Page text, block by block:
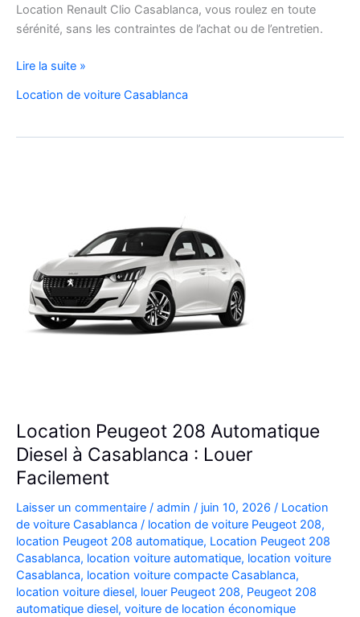
Location Renault Clio Casablanca, vous roulez en toute
sérénité, sans les contraintes de l’achat ou de l’entretien.
Location
Voiture
Clio
Lire la suite »
Location de voiture Casablanca
Location Peugeot 208 Automatique
Diesel à Casablanca : Louer
Facilement
Laisser un commentaire / admin / juin 10, 2026 / Location
de voiture Casablanca / location de voiture Peugeot 208,
location Peugeot 208 automatique, Location Peugeot 208
Casablanca, location voiture automatique, location voiture
Casablanca, location voiture compacte Casablanca,
location voiture diesel, louer Peugeot 208, Peugeot 208
automatique diesel, voiture de location économique